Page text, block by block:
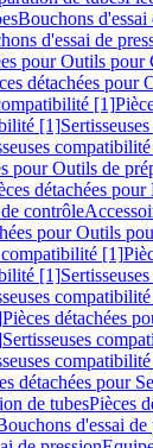
Bouchons d'essai
d'essai de
pour Outils pour
détachées pour
[1]
[1]
pour Outils de
détachées
contrôle
pour Outils
compatibilité [1]
[1]
Pièces détachées
Sertisseuses
détachées pour
de tubesPièces
d'essai de